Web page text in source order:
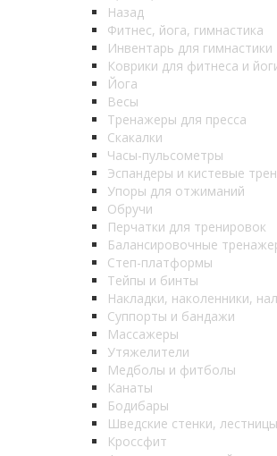
Назад
Фитнес, йога, гимнастика
Инвентарь для гимнастики
Коврики для фитнеса и
Йога
Весы
Тренажеры для пресса
Скакалки
Часы-пульсометры
Эспандеры и кистевые
Упоры для отжиманий
Обручи
Перчатки для тренировок
Балансировочные
Степ-платформы
Тейпы и бинты
Накладки, наколенники,
Суппорты и бандажи
Массажеры
Утяжелители
Медболы и фитболы
Канаты
Бодибары
Шведские стенки,
Кроссфит